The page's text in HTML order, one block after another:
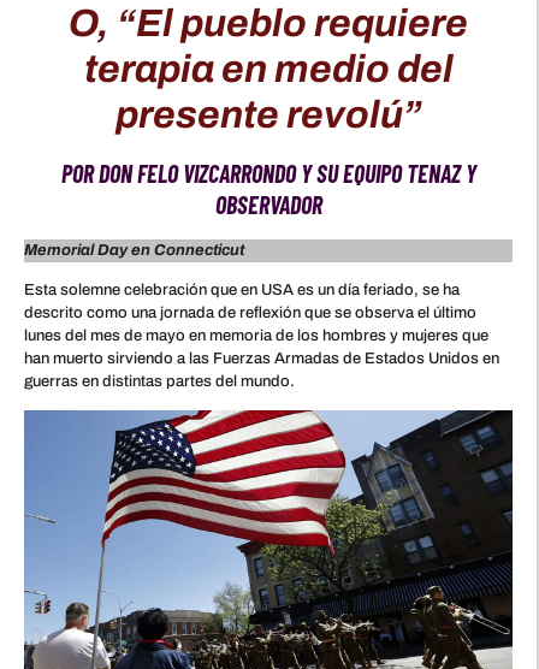
O, “El pueblo requiere
terapia en medio del
presente revolú”
POR DON FELO VIZCARRONDO Y SU EQUIPO TENAZ Y
OBSERVADOR
Memorial Day en Connecticut
Esta solemne celebración que en USA es un día feriado, se ha
descrito como una jornada de reflexión que se observa el último
lunes del mes de mayo en memoria de los hombres y mujeres que
han muerto sirviendo a las Fuerzas Armadas de Estados Unidos en
guerras en distintas partes del mundo.